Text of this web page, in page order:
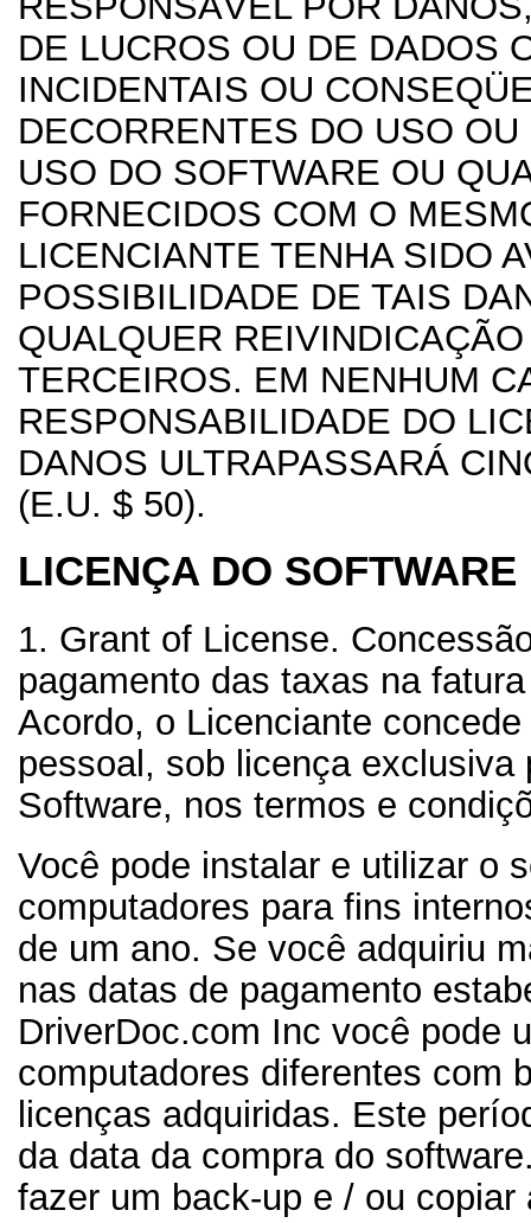
DE LUCROS OU DE DADOS
INCIDENTAIS OU
DECORRENTES DO USO
USO DO SOFTWARE OU
FORNECIDOS COM O
LICENCIANTE TENHA SIDO
POSSIBILIDADE DE TAIS
QUALQUER
TERCEIROS. EM NENHUM
RESPONSABILIDADE DO
DANOS ULTRAPASSARÁ
(E.U. $ 50).
LICENÇA DO SOFTWARE
1. Grant of License.
pagamento das taxas na
Acordo, o Licenciante
pessoal, sob licença exclusiva
Software, nos termos e
Você pode instalar e utilizar o
computadores para fins
de um ano. Se você adquiriu
nas datas de pagamento
DriverDoc.com Inc você pode
computadores diferentes com
licenças adquiridas. Este
da data da compra do
fazer um back-up e / ou